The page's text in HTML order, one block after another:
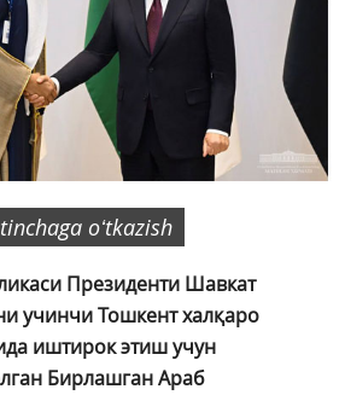
oʻtkazish
Президенти Шавкат
учинчи Тошкент халқаро
иштирок этиш учун
Бирлашган Араб